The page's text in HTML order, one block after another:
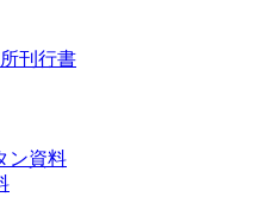
刊行書
ン資料